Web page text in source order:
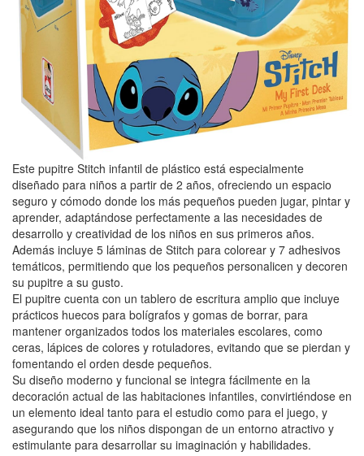
Este pupitre Stitch infantil de plástico está especialmente
diseñado para niños a partir de 2 años, ofreciendo un espacio
seguro y cómodo donde los más pequeños pueden jugar, pintar y
aprender, adaptándose perfectamente a las necesidades de
desarrollo y creatividad de los niños en sus primeros años.
Además incluye 5 láminas de Stitch para colorear y 7 adhesivos
temáticos, permitiendo que los pequeños personalicen y decoren
su pupitre a su gusto.
El pupitre cuenta con un tablero de escritura amplio que incluye
prácticos huecos para bolígrafos y gomas de borrar, para
mantener organizados todos los materiales escolares, como
ceras, lápices de colores y rotuladores, evitando que se pierdan y
fomentando el orden desde pequeños.
Su diseño moderno y funcional se integra fácilmente en la
decoración actual de las habitaciones infantiles, convirtiéndose en
un elemento ideal tanto para el estudio como para el juego, y
asegurando que los niños dispongan de un entorno atractivo y
estimulante para desarrollar su imaginación y habilidades.